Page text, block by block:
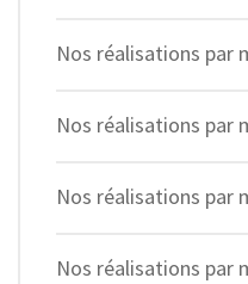
Nos réalisations par
Nos réalisations par
Nos réalisations par
Nos réalisations par